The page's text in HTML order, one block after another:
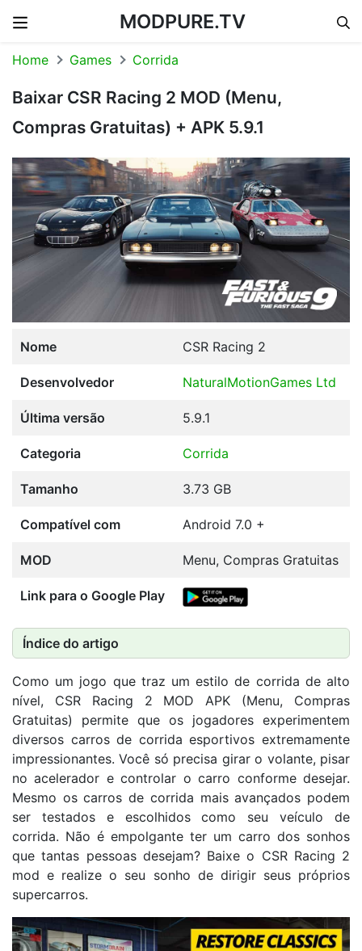
MODPURE.TV
Home Games Corrida
Baixar CSR Racing 2 MOD (Menu,
Compras Gratuitas) + APK 5.9.1
Nome CSR Racing 2
Desenvolvedor NaturalMotionGames Ltd
Última versão 5.9.1
Categoria Corrida
Tamanho 3.73 GB
Compatível com Android 7.0 +
MOD Menu, Compras Gratuitas
Link para o Google Play
Índice do artigo
Como um jogo que traz um estilo de corrida de alto
nível, CSR Racing 2 MOD APK (Menu, Compras
Gratuitas) permite que os jogadores experimentem
diversos carros de corrida esportivos extremamente
impressionantes. Você só precisa girar o volante, pisar
no acelerador e controlar o carro conforme desejar.
Mesmo os carros de corrida mais avançados podem
ser testados e escolhidos como seu veículo de
corrida. Não é empolgante ter um carro dos sonhos
que tantas pessoas desejam? Baixe o CSR Racing 2
mod e realize o seu sonho de dirigir seus próprios
supercarros.